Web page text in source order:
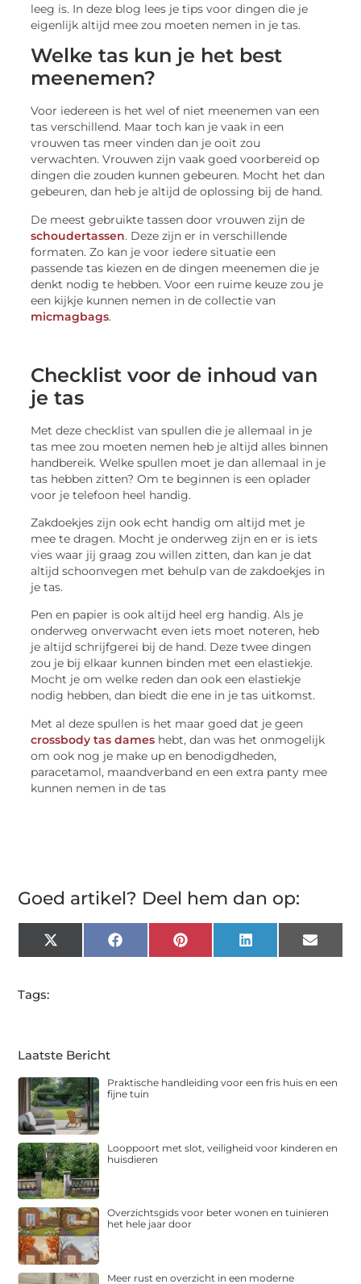
leeg is. In deze blog lees je tips voor dingen die je
eigenlijk altijd mee zou moeten nemen in je tas.
Welke tas kun je het best
meenemen?
Voor iedereen is het wel of niet meenemen van een
tas verschillend. Maar toch kan je vaak in een
vrouwen tas meer vinden dan je ooit zou
verwachten. Vrouwen zijn vaak goed voorbereid op
dingen die zouden kunnen gebeuren. Mocht het dan
gebeuren, dan heb je altijd de oplossing bij de hand.
De meest gebruikte tassen door vrouwen zijn de
schoudertassen. Deze zijn er in verschillende
formaten. Zo kan je voor iedere situatie een
passende tas kiezen en de dingen meenemen die je
denkt nodig te hebben. Voor een ruime keuze zou je
een kijkje kunnen nemen in de collectie van
micmagbags.
Checklist voor de inhoud van
je tas
Met deze checklist van spullen die je allemaal in je
tas mee zou moeten nemen heb je altijd alles binnen
handbereik. Welke spullen moet je dan allemaal in je
tas hebben zitten? Om te beginnen is een oplader
voor je telefoon heel handig.
Zakdoekjes zijn ook echt handig om altijd met je
mee te dragen. Mocht je onderweg zijn en er is iets
vies waar jij graag zou willen zitten, dan kan je dat
altijd schoonvegen met behulp van de zakdoekjes in
je tas.
Pen en papier is ook altijd heel erg handig. Als je
onderweg onverwacht even iets moet noteren, heb
je altijd schrijfgerei bij de hand. Deze twee dingen
zou je bij elkaar kunnen binden met een elastiekje.
Mocht je om welke reden dan ook een elastiekje
nodig hebben, dan biedt die ene in je tas uitkomst.
Met al deze spullen is het maar goed dat je geen
crossbody tas dames hebt, dan was het onmogelijk
om ook nog je make up en benodigdheden,
paracetamol, maandverband en een extra panty mee
kunnen nemen in de tas
Goed artikel? Deel hem dan op:
X
(Twitter)
FacebookPinterest LinkedIn Email
Tags:
Laatste Bericht
Praktische handleiding voor een fris huis en een
fijne tuin
Looppoort met slot, veiligheid voor kinderen en
huisdieren
Overzichtsgids voor beter wonen en tuinieren
het hele jaar door
Meer rust en overzicht in een moderne